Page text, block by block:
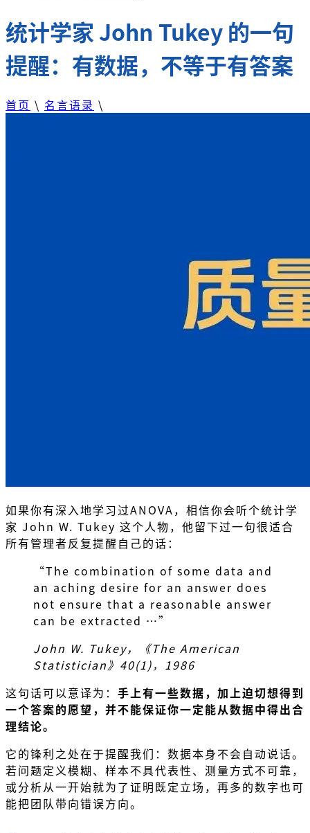
统计学家 John Tukey 的一句
提醒：有数据，不等于有答案
首页 \ 名言语录 \
如果你有深入地学习过ANOVA，相信你会听个统计学
家 John W. Tukey 这个人物，他留下过一句很适合
所有管理者反复提醒自己的话：
“The combination of some data and
an aching desire for an answer does
not ensure that a reasonable answer
can be extracted …”
John W. Tukey，《The American
Statistician》40(1)，1986
这句话可以意译为： 手上有一些数据，加上迫切想得到
一个答案的愿望，并不能保证你一定能从数据中得出合
理结论。
它的锋利之处在于提醒我们：数据本身不会自动说话。
若问题定义模糊、样本不具代表性、测量方式不可靠，
或分析从一开始就为了证明既定立场，再多的数字也可
能把团队带向错误方向。